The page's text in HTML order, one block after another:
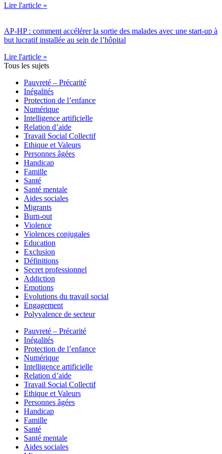
Lire l'article »
AP-HP : comment accélérer la sortie des malades avec une start-up à
but lucratif installée au sein de l’hôpital
Lire l'article »
Tous les sujets
Pauvreté – Précarité
Inégalités
Protection de l’enfance
Numérique
Intelligence artificielle
Relation d’aide
Travail Social Collectif
Ethique et Valeurs
Personnes âgées
Handicap
Famille
Santé
Santé mentale
Aides sociales
Migrants
Burn-out
Violence
Violences conjugales
Education
Exclusion
Définitions
Secret professionnel
Addiction
Emotions
Evolutions du travail social
Engagement
Polyvalence de secteur
Pauvreté – Précarité
Inégalités
Protection de l’enfance
Numérique
Intelligence artificielle
Relation d’aide
Travail Social Collectif
Ethique et Valeurs
Personnes âgées
Handicap
Famille
Santé
Santé mentale
Aides sociales